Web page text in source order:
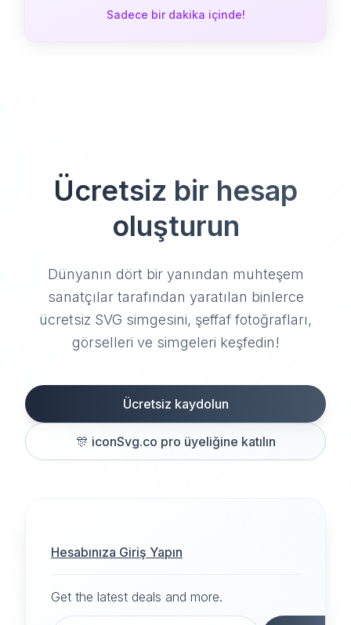
Sadece bir dakika içinde!
Ücretsiz bir hesap
oluşturun
Dünyanın dört bir yanından muhteşem
sanatçılar tarafından yaratılan binlerce
ücretsiz SVG simgesini, şeffaf fotoğrafları,
görselleri ve simgeleri keşfedin!
Ücretsiz kaydolun
🎊 iconSvg.co pro üyeliğine katılın
Hesabınıza Giriş Yapın
Get the latest deals and more.